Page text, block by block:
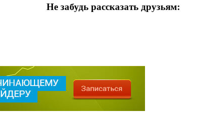
Не забудь рассказать друзьям: